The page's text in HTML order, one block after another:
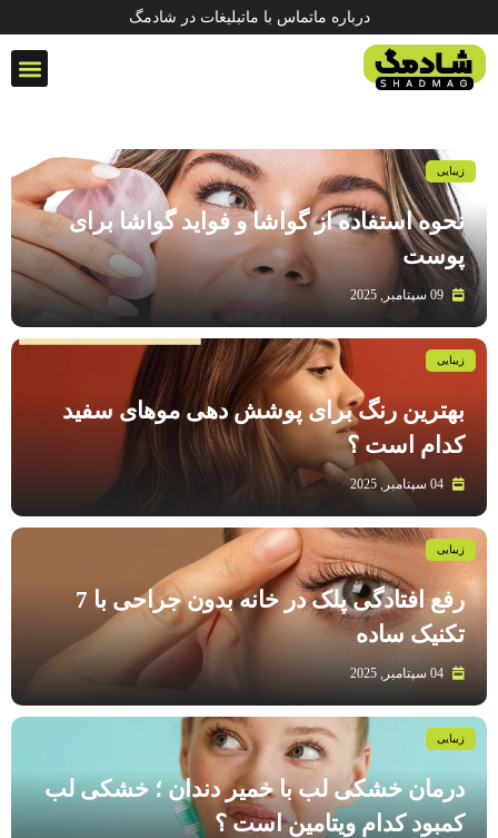
درباره ماتماس با ماتبلیغات در شادمگ
نحوه استفاده از گواشا و فواید گواشا برای
پوست
09 سپتامبر, 2025
زیبایی
بهترین رنگ برای پوشش دهی موهای سفید
کدام است ؟
زیبایی
رفع افتادگی پلک در خانه بدون جراحی با 7
تکنیک ساده
زیبایی
درمان خشکی لب با خمیر دندان ؛ خشکی لب
کمبود کدام ویتامین است ؟
زیبایی